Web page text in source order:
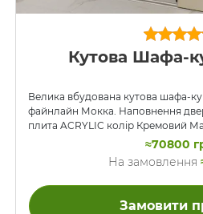
Кутова Шафа-
Велика вбудована кутова шафа-
файнлайн Мокка. Наповнення
плита ACRYLIC колір Кремовий
SLIM, тобто профіль майже не
наповнення дверей. У шафі
полиці, а напрямні, як і належить
≈70800
На замовлення
Замовити